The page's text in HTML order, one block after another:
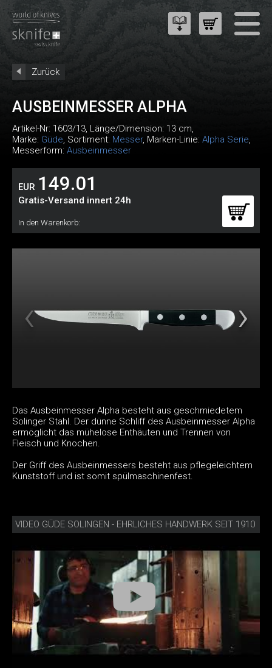
Zurück
AUSBEINMESSER ALPHA
Artikel-Nr: 1603/13, Länge/Dimension: 13 cm,
Marke: Güde, Sortiment: Messer, Marken-Linie: Alpha Serie,
Messerform: Ausbeinmesser
EUR 149.01
Gratis-Versand innert 24h
In den Warenkorb:
Das Ausbeinmesser Alpha besteht aus geschmiedetem
Solinger Stahl. Der dünne Schliff des Ausbeinmesser Alpha
ermöglicht das mühelose Enthäuten und Trennen von
Fleisch und Knochen.
Der Griff des Ausbeinmessers besteht aus pflegeleichtem
Kunststoff und ist somit spülmaschinenfest.
VIDEO GÜDE SOLINGEN - EHRLICHES HANDWERK SEIT 1910